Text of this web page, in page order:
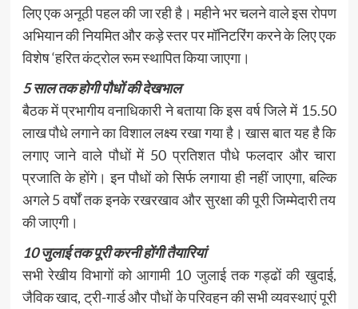
लिए एक अनूठी पहल की जा रही है। महीने भर चलने वाले इस रोपण
अभियान की नियमित और कड़े स्तर पर मॉनिटरिंग करने के लिए एक
विशेष ‘हरित कंट्रोल रूम स्थापित किया जाएगा।
5 साल तक होगी पौधों की देखभाल
बैठक में प्रभागीय वनाधिकारी ने बताया कि इस वर्ष जिले में 15.50
लाख पौधे लगाने का विशाल लक्ष्य रखा गया है। खास बात यह है कि
लगाए जाने वाले पौधों में 50 प्रतिशत पौधे फलदार और चारा
प्रजाति के होंगे। इन पौधों को सिर्फ लगाया ही नहीं जाएगा, बल्कि
अगले 5 वर्षों तक इनके रखरखाव और सुरक्षा की पूरी जिम्मेदारी तय
की जाएगी।
10 जुलाई तक पूरी करनी होंगी तैयारियां
सभी रेखीय विभागों को आगामी 10 जुलाई तक गड्ढों की खुदाई,
जैविक खाद, ट्री-गार्ड और पौधों के परिवहन की सभी व्यवस्थाएं पूरी